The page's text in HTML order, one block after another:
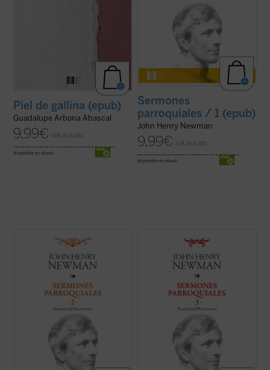
Piel de gallina (epub)
Guadalupe Arbona Abascal
9,99€ IVA incluido
disponible en ebook:
Sermones
parroquiales / 1 (epub)
John Henry Newman
9,99€ IVA incluido
disponible en ebook:
En estos treinta y dos sermones, John
Henry Newman vuelve a poner de
manifiesto su fuerza, frescura y audacia.
Fuerza en la verdad de su mensaje, que es
el mensaje de Dios; frescura en la palabra,
con un lenguaje cercano y familiar que se
(ver ficha)
En este tercer volumen de la serie de los
Sermones parroquiales
se incluyen
veinticinco sermones predicados en la
iglesia de Saint Mary's en Oxford. El genio
humano y cristiano de Newman, que ya era
una autoridad no exenta de polémica en ...